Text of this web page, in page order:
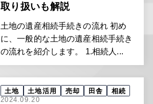
取り扱いも解説
土地の遺産相続手続きの流れ 初め
に、一般的な土地の遺産相続手続き
の流れを紹介します。 1.相続人...
土地 土地活用 売却 田舎
相続
2024.09.20